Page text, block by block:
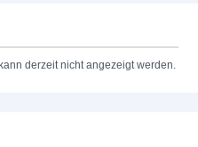
derzeit nicht angezeigt werden.